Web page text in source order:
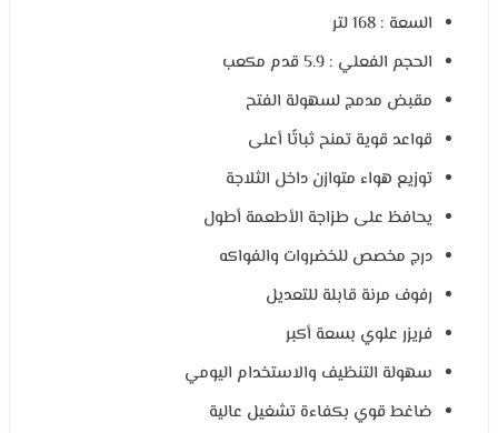
السعة : 168 لتر
الحجم الفعلي : 5.9 قدم مكعب
مقبض مدمج لسهولة الفتح
قواعد قوية تمنح ثباتًا أعلى
توزيع هواء متوازن داخل الثلاجة
يحافظ على طزاجة الأطعمة أطول
درج مخصص للخضروات والفواكه
رفوف مرنة قابلة للتعديل
فريزر علوي بسعة أكبر
سهولة التنظيف والاستخدام اليومي
ضاغط قوي بكفاءة تشغيل عالية